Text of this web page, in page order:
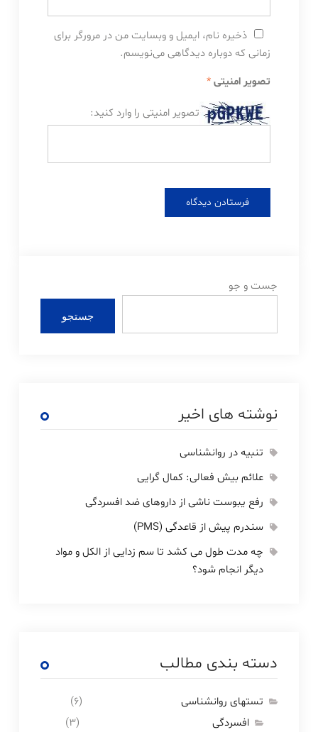
ذخیره نام، ایمیل و وبسایت من در مرورگر برای
زمانی که دوباره دیدگاهی می‌نویسم.
تصویر امنیتی*
تصویر امنیتی را وارد کنید:
جست و جو
جستجو
نوشته های اخیر
تنبیه در روانشناسی
علائم بیش فعالی: کمال گرایی
رفع یبوست ناشی از داروهای ضد افسردگی
سندرم پیش از قاعدگی (PMS)
چه مدت طول می کشد تا سم زدایی از الکل و مواد
دیگر انجام شود؟
دسته بندی مطالب
تستهای روانشناسی
(۶)
افسردگی
(۳)